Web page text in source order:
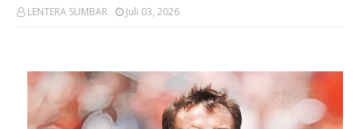
LENTERA SUMBAR Juli 03, 2026